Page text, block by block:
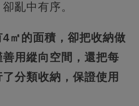
亂中有序。
㎡的面積，卻把收納做
用縱向空間，還把每
分類收納，保證使用